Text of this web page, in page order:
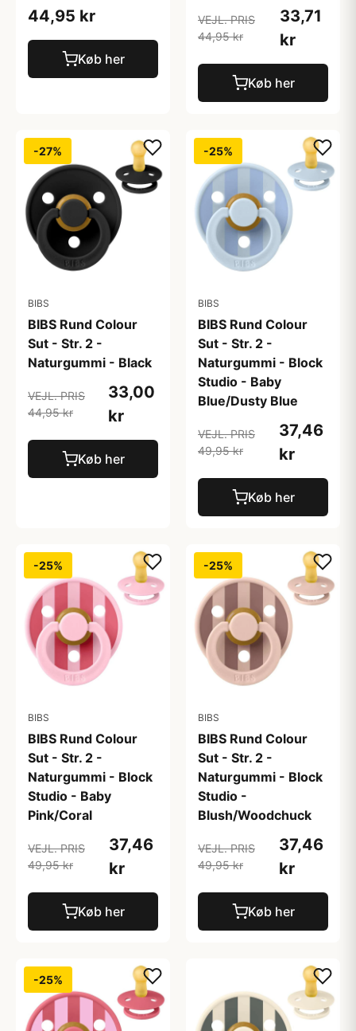
44,95 kr
Køb her
VEJL. PRIS
44,95 kr
33,71
kr
Køb her
-27%
BIBS
BIBS Rund Colour
Sut - Str. 2 -
Naturgummi - Black
VEJL. PRIS
44,95 kr
33,00
kr
Køb her
-25%
BIBS
BIBS Rund Colour
Sut - Str. 2 -
Naturgummi - Block
Studio - Baby
Blue/Dusty Blue
VEJL. PRIS
49,95 kr
37,46
kr
Køb her
-25%
BIBS
BIBS Rund Colour
Sut - Str. 2 -
Naturgummi - Block
Studio - Baby
Pink/Coral
VEJL. PRIS
49,95 kr
37,46
kr
Køb her
-25%
BIBS
BIBS Rund Colour
Sut - Str. 2 -
Naturgummi - Block
Studio -
Blush/Woodchuck
VEJL. PRIS
49,95 kr
37,46
kr
Køb her
-25%